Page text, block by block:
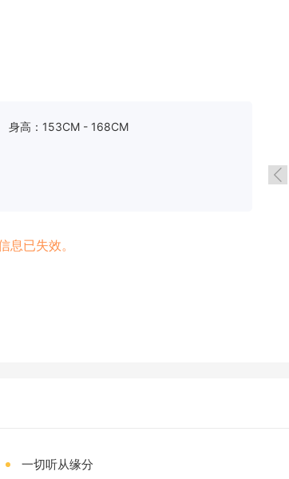
身高：153CM - 168CM
息已失效。
一切听从缘分